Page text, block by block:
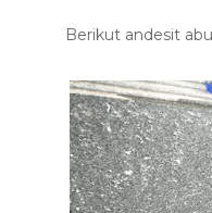
Berikut andesit